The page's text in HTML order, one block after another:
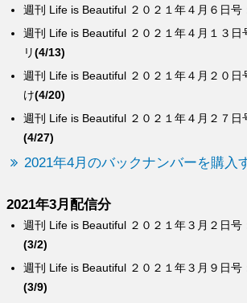
週刊 Life is Beautiful ２０２１年４月２７日
(4/27)
週刊 Life is Beautiful ２０２１年４月２０日
け(4/20)
週刊 Life is Beautiful ２０２１年４月１３日
リ(4/13)
週刊 Life is Beautiful ２０２１年４月６日号
2021年4月のバックナンバーを購入
2021年3月配信分
週刊 Life is Beautiful ２０２１年３月９日号
(3/9)
週刊 Life is Beautiful ２０２１年３月２日号
(3/2)